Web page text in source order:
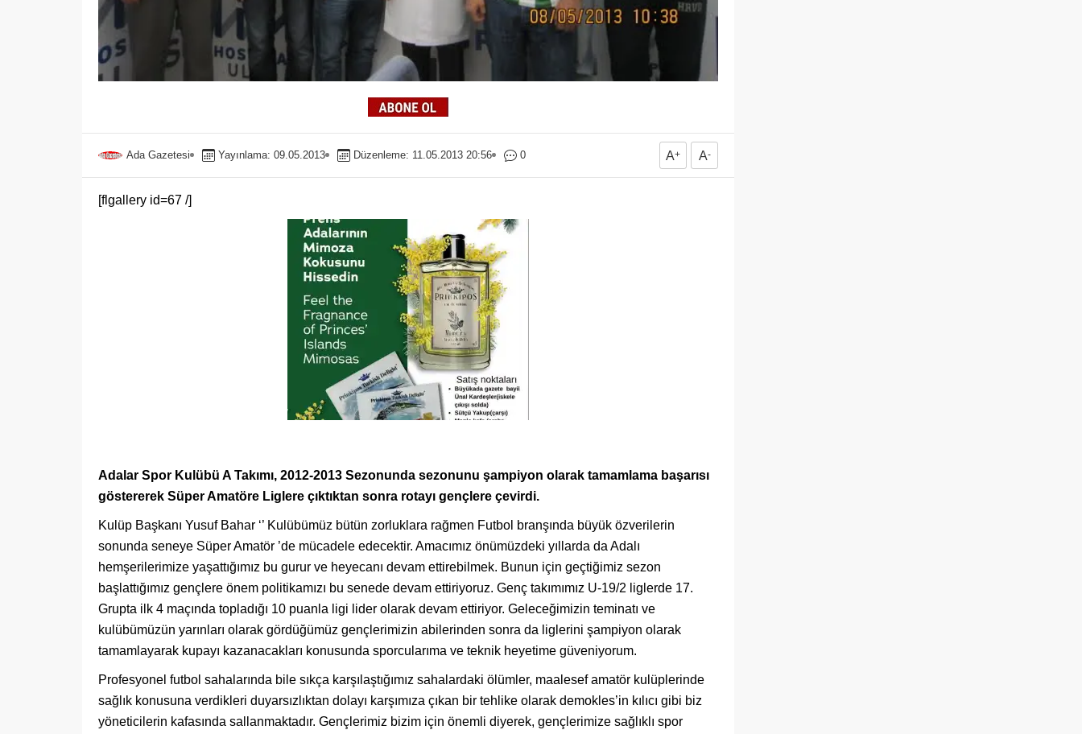
Ada Gazetesi Yayınlama: 09.05.2013 Düzenleme: 11.05.2013 20:56 0 A+ A-
[flgallery id=67 /]
Adalar Spor Kulübü A Takımı, 2012-2013 Sezonunda sezonunu şampiyon olarak tamamlama başarısı
göstererek Süper Amatöre Liglere çıktıktan sonra rotayı gençlere çevirdi.
Kulüp Başkanı Yusuf Bahar ‘’ Kulübümüz bütün zorluklara rağmen Futbol branşında büyük özverilerin
sonunda seneye Süper Amatör ’de mücadele edecektir. Amacımız önümüzdeki yıllarda da Adalı
hemşerilerimize yaşattığımız bu gurur ve heyecanı devam ettirebilmek. Bunun için geçtiğimiz sezon
başlattığımız gençlere önem politikamızı bu senede devam ettiriyoruz. Genç takımımız U-19/2 liglerde 17.
Grupta ilk 4 maçında topladığı 10 puanla ligi lider olarak devam ettiriyor. Geleceğimizin teminatı ve
kulübümüzün yarınları olarak gördüğümüz gençlerimizin abilerinden sonra da liglerini şampiyon olarak
tamamlayarak kupayı kazanacakları konusunda sporcularıma ve teknik heyetime güveniyorum.
Profesyonel futbol sahalarında bile sıkça karşılaştığımız sahalardaki ölümler, maalesef amatör kulüplerinde
sağlık konusuna verdikleri duyarsızlıktan dolayı karşımıza çıkan bir tehlike olarak demokles’in kılıcı gibi biz
yöneticilerin kafasında sallanmaktadır. Gençlerimiz bizim için önemli diyerek, gençlerimize sağlıklı spor